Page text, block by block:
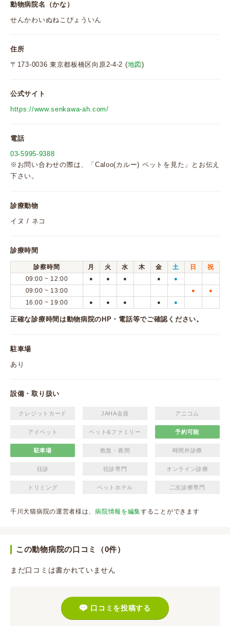
動物病院名（かな）
せんかわいぬねこびょういん
住所
〒173-0036 東京都板橋区向原2-4-2 (地図 )
公式サイト
https://www.senkawa-ah.com/
電話
03-5995-9388
※お問い合わせの際は、「Caloo(カルー) ペットを見た」とお伝え
下さい。
診療動物
イヌ / ネコ
診療時間
診察時間 月 火 水 木 金 土 日
祝
09:00 ~ 12:00
● ● ● ● ●
09:00 ~ 13:00 ● ●
16:00 ~ 19:00 ● ● ● ● ●
正確な診療時間は動物病院のHP・電話等でご確認ください。
駐車場
あり
設備・取り扱い
クレジットカード JAHA会員 アニコム
アイペット ペット&ファミリー 予約可能
駐車場 救急・夜間 時間外診療
往診 往診専門 オンライン診療
トリミング ペットホテル 二次診療専門
千川犬猫病院の運営者様は、病院情報を編集することができます
この動物病院の口コミ（0件）
まだ口コミは書かれていません
口コミを投稿する